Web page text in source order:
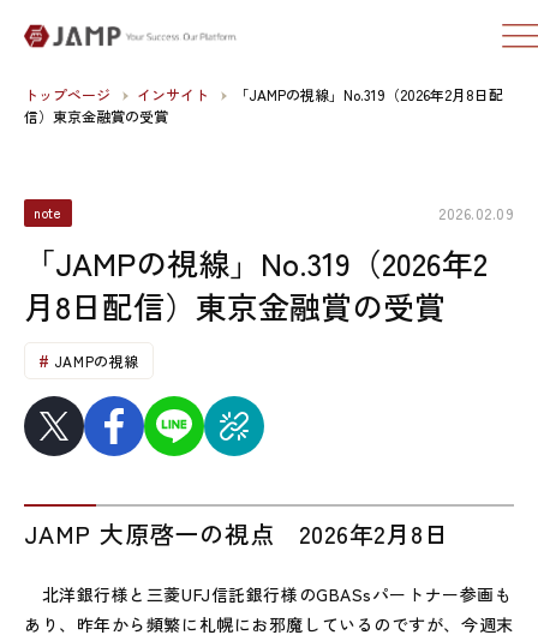
トップページ インサイト
「JAMPの視線」No.319（2026年2月8日配
信）東京金融賞の受賞
note 2026.02.09
「JAMPの視線」No.319（2026年2
月8日配信）東京金融賞の受賞
JAMPの視線
JAMP 大原啓一の視点 2026年2月8日
北洋銀行様と三菱UFJ信託銀行様のGBASsパートナー参画も
あり、昨年から頻繁に札幌にお邪魔しているのですが、今週末